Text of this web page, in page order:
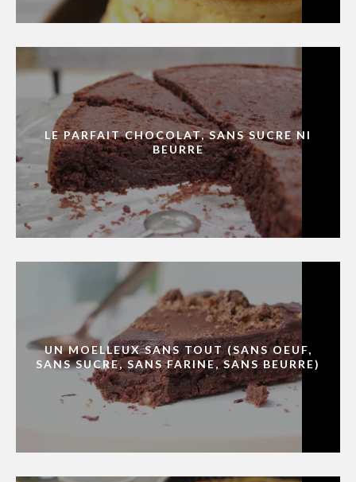
LE PARFAIT CHOCOLAT, SANS SUCRE NI
BEURRE
UN MOELLEUX SANS TOUT (SANS OEUF,
SANS SUCRE, SANS FARINE, SANS BEURRE)